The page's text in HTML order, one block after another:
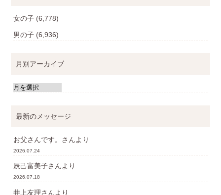
女の子 (6,778)
男の子 (6,936)
月別アーカイブ
最新のメッセージ
お父さんです。 さんより
2026.07.24
辰己富美子さんより
2026.07.18
井上友理さんより